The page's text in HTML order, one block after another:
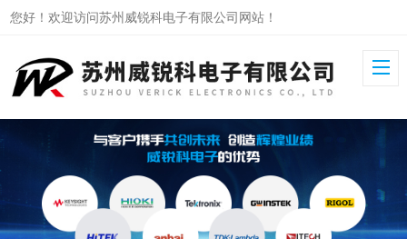
您好！欢迎访问苏州威锐科电子有限公司网站！